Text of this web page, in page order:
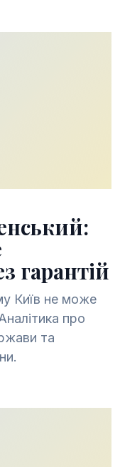
гарантій
Київ не може
про
та